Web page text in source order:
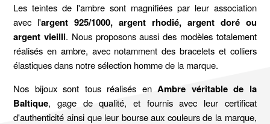
Les teintes de l'ambre sont magnifiées par leur association
avec l'argent 925/1000, argent rhodié, argent doré ou
argent vieilli. Nous proposons aussi des modèles totalement
réalisés en ambre, avec notamment des bracelets et colliers
élastiques dans notre sélection homme de la marque.
Nos bijoux sont tous réalisés enAmbre véritable de la
Baltique, gage de qualité, et fournis avec leur certificat
d'authenticité ainsi que leur bourse aux couleurs de la marque,